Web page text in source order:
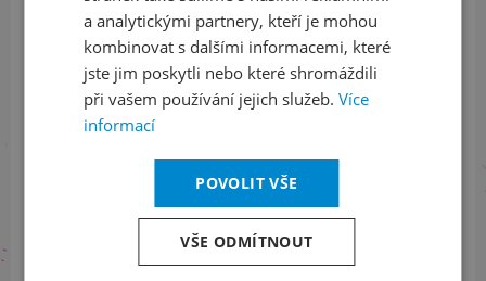
LinkedIn
flickr
Informace o stavu objednávek
+420 461 049 232
Informace o programu
a analytickými partnery, kteří je mohou
kombinovat s dalšími informacemi, které
jste jim poskytli nebo které shromáždili
při vašem používání jejich služeb. Více
informací
POVOLIT VŠE
VŠE ODMÍTNOUT